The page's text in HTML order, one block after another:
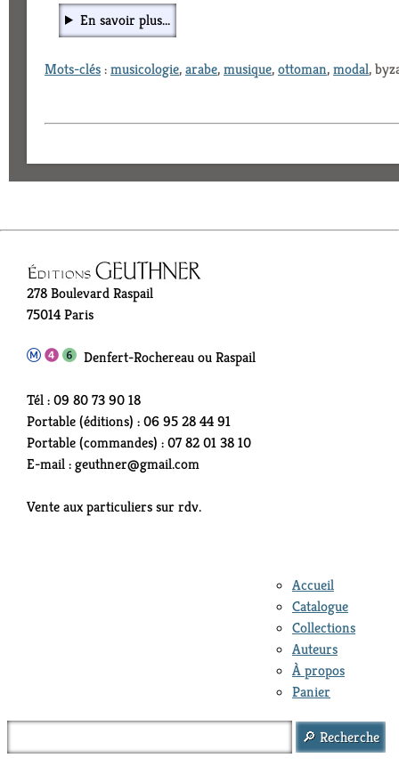
En savoir plus...
Mots-clés:musicologie,arabe,musique,ottoman,modal,
278 Boulevard Raspail
75014 Paris
Denfert-Rochereau ou Raspail
Tél : 09 80 73 90 18
Portable (éditions) : 06 95 28 44 91
Portable (commandes) : 07 82 01 38 10
E-mail : geuthner@gmail.com
Vente aux particuliers sur rdv.
Accueil
Catalogue
Collections
Auteurs
À propos
Panier